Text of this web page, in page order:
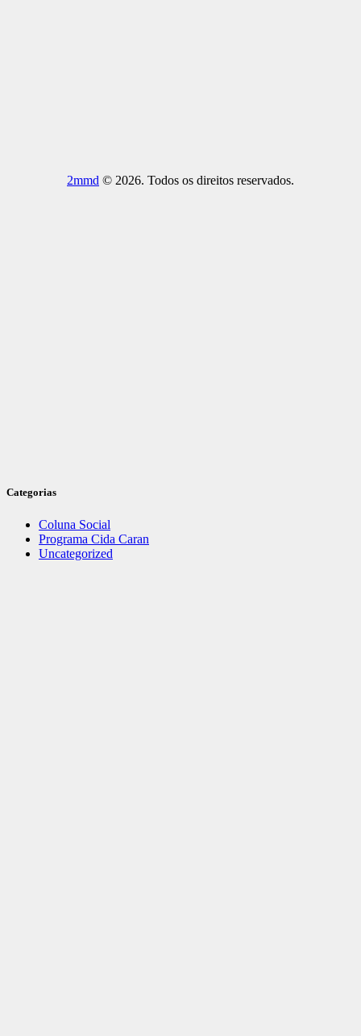
2mmd © 2026. Todos os direitos reservados.
Categorias
Coluna Social
Programa Cida Caran
Uncategorized